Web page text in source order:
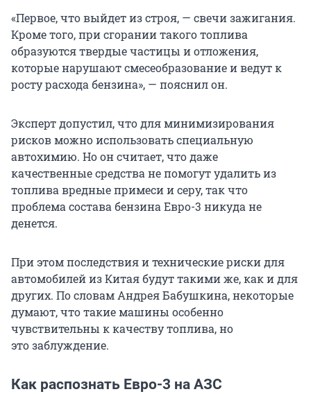
«Первое, что выйдет из строя, — свечи зажигания.
Кроме того, при сгорании такого топлива
образуются твердые частицы и отложения,
которые нарушают смесеобразование и ведут к
росту расхода бензина», — пояснил он.
Эксперт допустил, что для минимизирования
рисков можно использовать специальную
автохимию. Но он считает, что даже
качественные средства не помогут удалить из
топлива вредные примеси и серу, так что
проблема состава бензина Евро-3 никуда не
денется.
При этом последствия и технические риски для
автомобилей из Китая будут такими же, как и для
других. По словам Андрея Бабушкина, некоторые
думают, что такие машины особенно
чувствительны к качеству топлива, но
это заблуждение.
Как распознать Евро-3 на АЗС